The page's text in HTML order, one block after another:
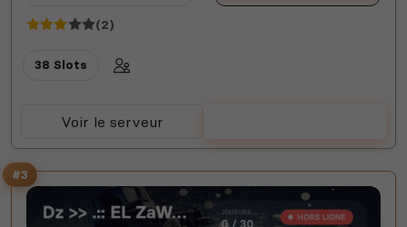
(2)
38 Slots
Voir le serveur
#3